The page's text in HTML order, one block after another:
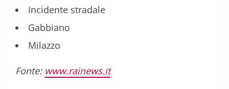
Incidente stradale
Gabbiano
Milazzo
Fonte: www.rainews.it